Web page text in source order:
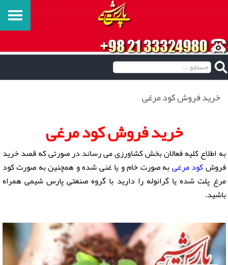
خرید فروش کود مرغی
خرید فروش کود مرغی
به اطلاع کلیه فعالان بخش کشاورزی می رساند در صورتی که قصد خرید
فروشکود مرغیبه صورت خام و یا غنی شده و همچنین به صورت کود
مرغ پلت شده یا گرانوله را دارید با گروه صنعتی پارس شیمی همراه
باشید.